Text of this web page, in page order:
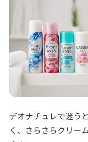
デオナチュレで迷う
く、さらさらクリー